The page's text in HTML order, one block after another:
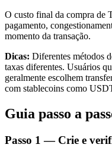
Investimento
Obtenha lucro a
O custo final da compra de
pagamento,
momento da transação.
Dicas: Diferentes métodos
taxas diferentes. Usuários
geralmente escolhem
com stablecoins como
Guia passo a
Passo 1 — Crie e